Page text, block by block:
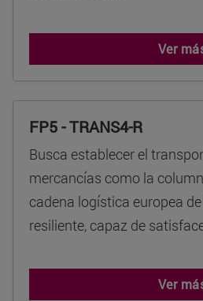
Ver
FP5 - TRANS4-R
Busca establecer el
mercancías como la
cadena logística europea
resiliente, capaz de
Ver